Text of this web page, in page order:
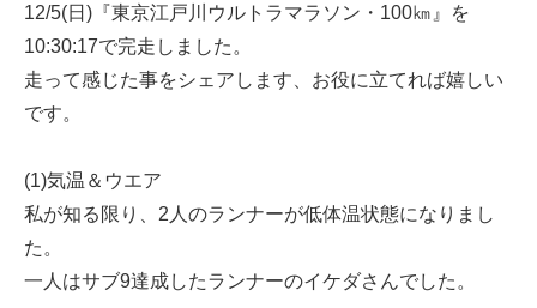
12/5(日)『東京江戸川ウルトラマラソン・100㎞』を
10:30:17で完走しました。
走って感じた事をシェアします、お役に立てれば嬉しい
です。
(1)気温＆ウエア
私が知る限り、2人のランナーが低体温状態になりまし
た。
一人はサブ9達成したランナーのイケダさんでした。